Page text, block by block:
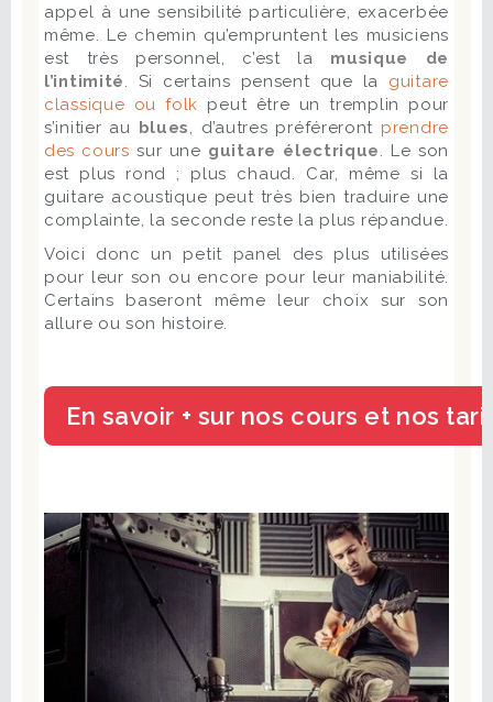
appel à une sensibilité particulière, exacerbée
même. Le chemin qu’empruntent les musiciens
est très personnel, c’est la musique de
l’intimité. Si certains pensent que la guitare
classique ou folk peut être un tremplin pour
s’initier au blues, d’autres préféreront prendre
des cours sur une guitare électrique. Le son
est plus rond ; plus chaud. Car, même si la
guitare acoustique peut très bien traduire une
complainte, la seconde reste la plus répandue.
Voici donc un petit panel des plus utilisées
pour leur son ou encore pour leur maniabilité.
Certains baseront même leur choix sur son
allure ou son histoire.